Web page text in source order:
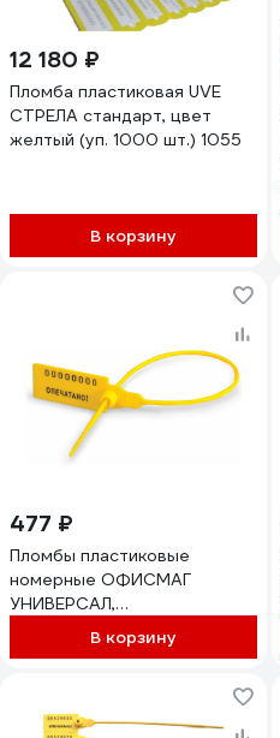
12 180 ₽
Пломба пластиковая UVE
СТРЕЛА стандарт, цвет
желтый (уп. 1000 шт.) 1055
В корзину
477 ₽
Пломбы пластиковые
номерные ОФИСМАГ
УНИВЕРСАЛ,
самофиксирующиеся, длина
220 мм, желтые, комплект
В корзину